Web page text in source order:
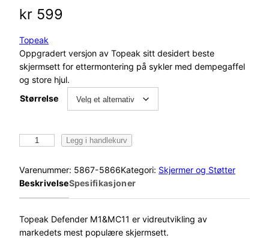
kr 599
Topeak
Oppgradert versjon av Topeak sitt desidert beste
skjermsett for ettermontering på sykler med dempegaffel
og store hjul.
Størrelse
p
e
D
e
Legg i handlekurv
Varenummer: 5867-5866Kategori: Skjermer og Støtter
BeskrivelseSpesifikasjoner
Topeak Defender M1&MC11 er vidreutvikling av
markedets mest populære skjermsett.